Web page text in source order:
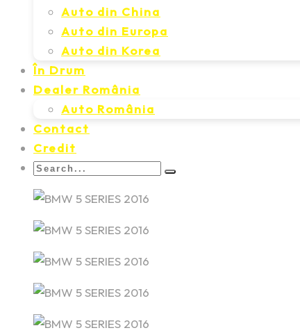
Auto din China
Auto din Europa
Auto din Korea
În Drum
Dealer România
Auto România
Contact
Credit